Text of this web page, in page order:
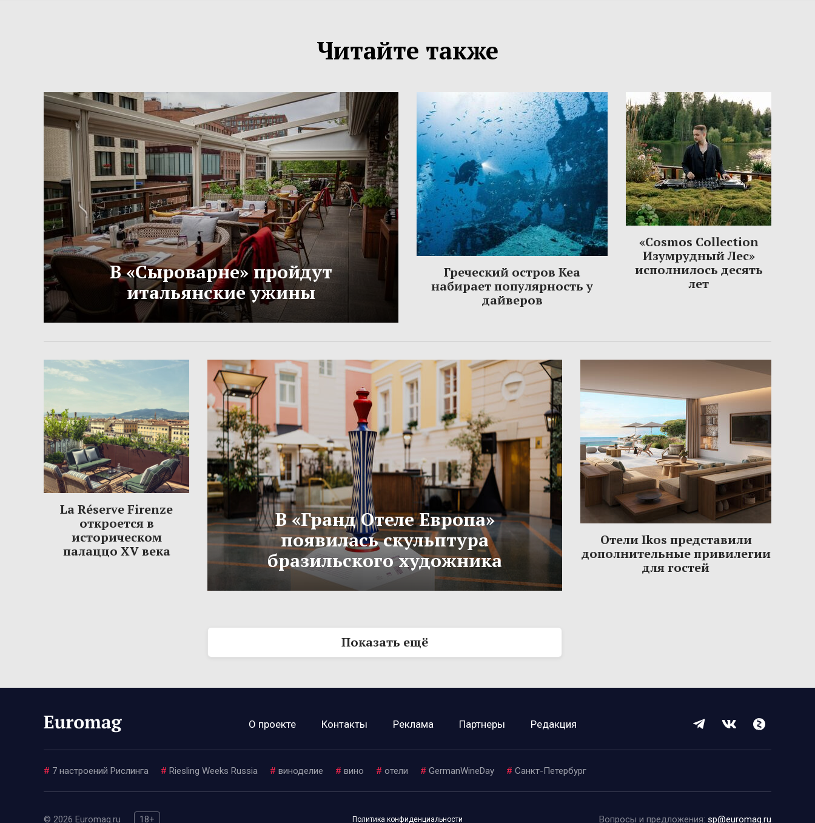
Читайте также
В «Сыроварне» пройдут
итальянские ужины
Греческий остров Кеа
набирает популярность у
дайверов
«Cosmos Collection
Изумрудный Лес»
исполнилось десять
лет
La Réserve Firenze
откроется в
историческом
палаццо XV века
В «Гранд Отеле Европа»
появилась скульптура
бразильского художника
Отели Ikos представили
дополнительные привилегии
для гостей
Показать ещё
О проекте Контакты Реклама Партнеры Редакция
# 7 настроений Рислинга # Riesling Weeks Russia # виноделие # вино # отели # GermanWineDay # Санкт-Петербург
© 2026 Euromag.ru 18+ Политика конфиденциальности Вопросы и предложения: sp@euromag.ru